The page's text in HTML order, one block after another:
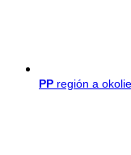
PP región a